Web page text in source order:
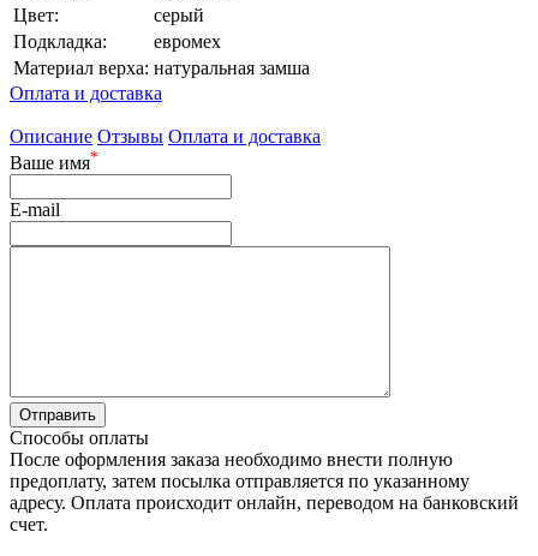
Цвет:
серый
Подкладка:
евромех
Материал верха: натуральная замша
Оплата и доставка
Описание Отзывы Оплата и доставка
Ваше имя*
E-mail
Способы оплаты
После оформления заказа необходимо внести полную
предоплату, затем посылка отправляется по указанному
адресу. Оплата происходит онлайн, переводом на банковский
счет.